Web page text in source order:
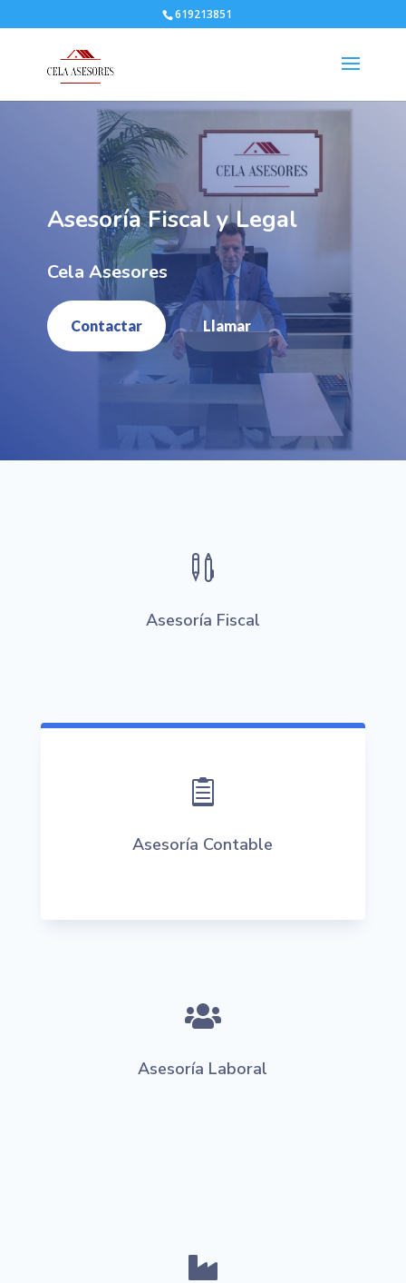
619213851
Asesoría Fiscal y Legal
Cela Asesores
Contactar Llamar

Asesoría Fiscal

Asesoría Contable

Asesoría Laboral
